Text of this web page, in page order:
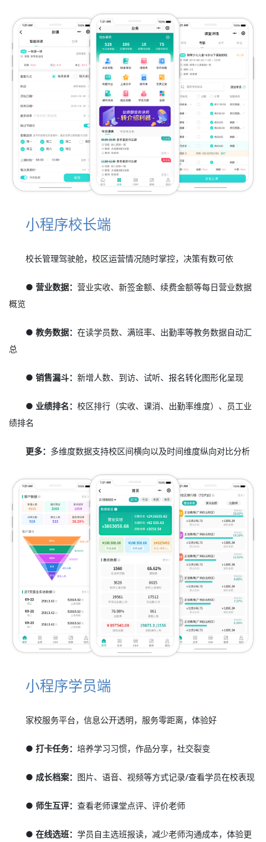
小程序校长端
校长管理驾驶舱，校区运营情况随时掌控，决策有数可依
● 营业数据：营业实收、新签金额、续费金额等每日营业数据
概览
● 教务数据：在读学员数、满班率、出勤率等教务数据自动汇
总
● 销售漏斗：新增人数、到访、试听、报名转化图形化呈现
● 业绩排名：校区排行（实收、课消、出勤率维度）、员工业
绩排名
更多： 多维度数据支持校区间横向以及时间维度纵向对比分析
小程序学员端
家校服务平台，信息公开透明，服务零距离，体验好
● 打卡任务：培养学习习惯，作品分享，社交裂变
● 成长档案： 图片、语音、视频等方式记录/查看学员在校表现
● 师生互评：查看老师课堂点评、评价老师
● 在线选班：学员自主选班报读，减少老师沟通成本，体验更